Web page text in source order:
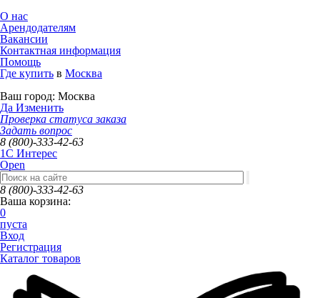
О нас
Арендодателям
Вакансии
Контактная информация
Помощь
Где купить в Москва
Ваш город: Москва
Да Изменить
Проверка статуса заказа
Задать вопрос
8 (800)-333-42-63
1C Интерес
Open
8 (800)-333-42-63
Ваша корзина:
0
пуста
Вход
Регистрация
Каталог товаров